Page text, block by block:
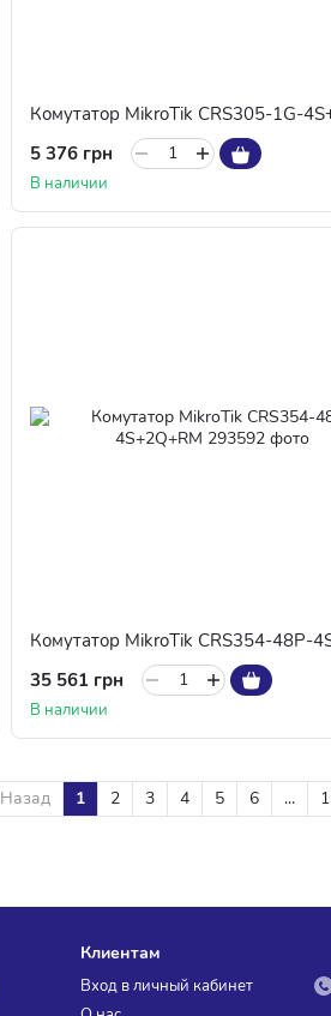
Комутатор MikroTik CRS305-1G-
5 376 грн
В наличии
35 561 грн
В наличии
Назад 1 2 3 4 5 6 ...
Клиентам
Вход в личный кабинет